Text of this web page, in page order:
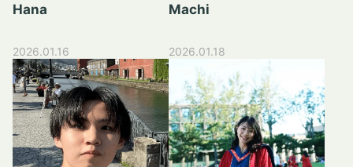
Hana
2026.01.16
Machi
2026.01.18